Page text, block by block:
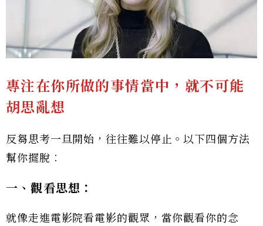
專注在你所做的事情當中，就不可能
胡思亂想
反芻思考一旦開始，往往難以停止。以下四個方法
幫你擺脫︰
一、觀看思想：
就像走進電影院看電影的觀眾，當你觀看你的念